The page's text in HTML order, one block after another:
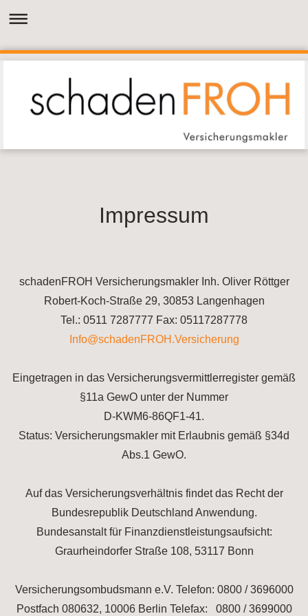
Impressum
schadenFROH Versicherungsmakler Inh. Oliver Röttger
Robert-Koch-Straße 29, 30853 Langenhagen
Tel.: 0511 7287777 Fax: 05117287778
Info@schadenFROH.Versicherung
Eingetragen in das Versicherungsvermittlerregister gemäß
§11a GewO unter der Nummer
D-KWM6-86QF1-41.
Status: Versicherungsmakler mit Erlaubnis gemäß §34d
Abs.1 GewO.
Auf das Versicherungsverhältnis findet das Recht der
Bundesrepublik Deutschland Anwendung.
Bundesanstalt für Finanzdienstleistungsaufsicht:
Graurheindorfer Straße 108, 53117 Bonn
Versicherungsombudsmann e.V. Telefon: 0800 / 3696000
Postfach 080632, 10006 Berlin Telefax: 0800 / 3699000